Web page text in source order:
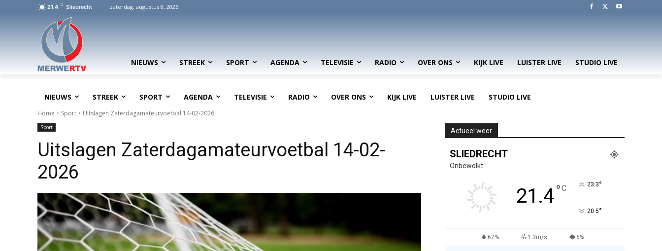
21.4 C Sliedrecht zaterdag, augustus 8, 2026
NIEUWS STREEK SPORT AGENDA TELEVISIE RADIO OVER ONS KIJK LIVE LUISTER LIVE STUDIO LIVE
NIEUWS STREEK SPORT AGENDA TELEVISIE RADIO OVER ONS KIJK LIVE LUISTER LIVE STUDIO LIVE
Home Sport Uitslagen Zaterdagamateurvoetbal 14-02-2026
Sport
Uitslagen Zaterdagamateurvoetbal 14-02-
2026
Actueel weer
SLIEDRECHT
Onbewolkt
21.4°C 23.3°
20.5°
62% 1.3m/s 6%